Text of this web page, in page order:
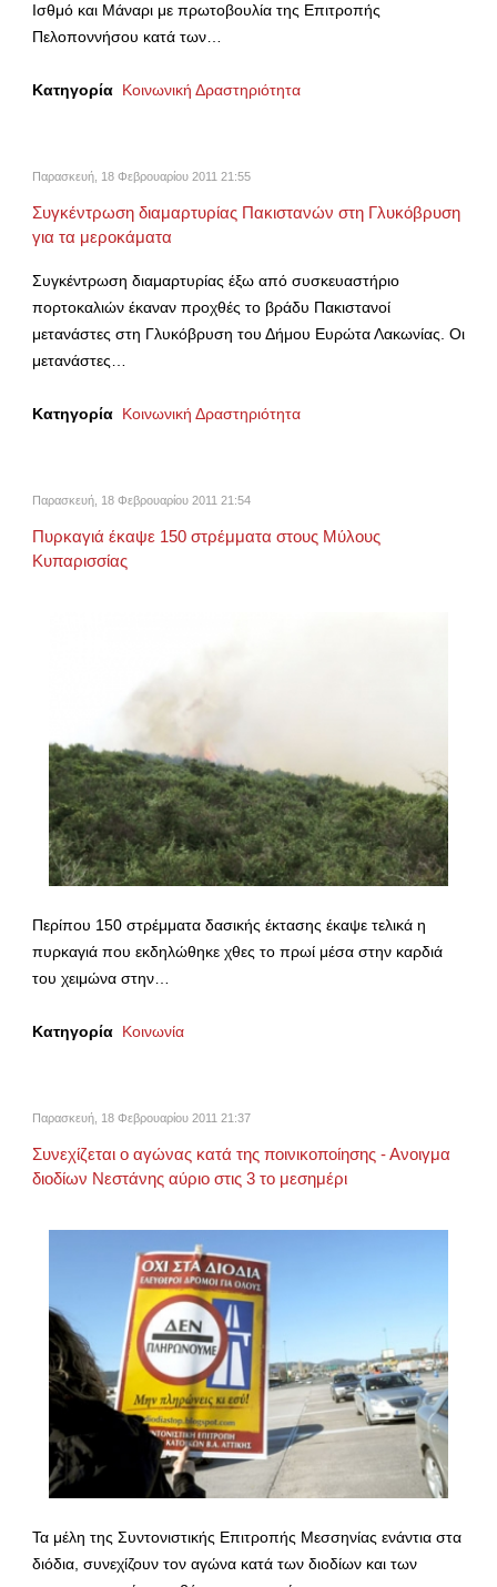
Ισθμό και Μάναρι με πρωτοβουλία της Επιτροπής
Πελοποννήσου κατά των…
Κατηγορία Κοινωνική Δραστηριότητα
Παρασκευή, 18 Φεβρουαρίου 2011 21:55
Συγκέντρωση διαμαρτυρίας Πακιστανών στη Γλυκόβρυση
για τα μεροκάματα
Συγκέντρωση διαμαρτυρίας έξω από συσκευαστήριο
πορτοκαλιών έκαναν προχθές το βράδυ Πακιστανοί
μετανάστες στη Γλυκόβρυση του Δήμου Ευρώτα Λακωνίας. Οι
μετανάστες…
Κατηγορία Κοινωνική Δραστηριότητα
Παρασκευή, 18 Φεβρουαρίου 2011 21:54
Πυρκαγιά έκαψε 150 στρέμματα στους Μύλους
Κυπαρισσίας
Περίπου 150 στρέμματα δασικής έκτασης έκαψε τελικά η
πυρκαγιά που εκδηλώθηκε χθες το πρωί μέσα στην καρδιά
του χειμώνα στην…
Κατηγορία Κοινωνία
Παρασκευή, 18 Φεβρουαρίου 2011 21:37
Συνεχίζεται ο αγώνας κατά της ποινικοποίησης - Ανοιγμα
διοδίων Νεστάνης αύριο στις 3 το μεσημέρι
Τα μέλη της Συντονιστικής Επιτροπής Μεσσηνίας ενάντια στα
διόδια, συνεχίζουν τον αγώνα κατά των διοδίων και των